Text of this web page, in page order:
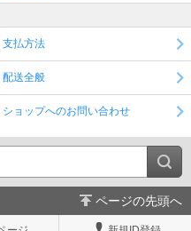
支払方法
配送全般
ショップへのお問い合わせ
ページの先頭へ